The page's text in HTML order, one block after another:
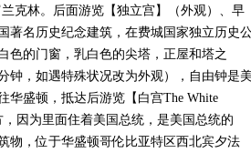
克林。后面游览【独立宫】（外观）、早
著名历史纪念建筑，在费城国家独立历史
色的门窗，乳白色的尖塔，正屋和塔之
钟，如遇特殊状况改为外观），自由钟是
华盛顿，抵达后游览【白宫The White
因为里面住着美国总统，是美国总统的
物，位于华盛顿哥伦比亚特区西北宾夕法